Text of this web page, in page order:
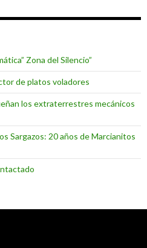
Zona del Silencio”
de platos voladores
los extraterrestres mecánicos
Sargazos: 20 años de Marcianitos